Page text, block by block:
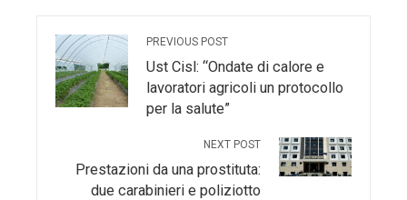
PREVIOUS POST
Ust Cisl: “Ondate di calore e
lavoratori agricoli un protocollo
per la salute”
NEXT POST
Prestazioni da una prostituta:
due carabinieri e poliziotto